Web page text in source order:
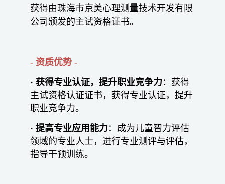
获得由珠海市京美心理测量技术开发有限
公司颁发的主试资格证书。
- 资质优势 -
· 获得专业认证，提升职业竞争力 ：获得
主试资格认证证书，获得专业认证，提升
职业竞争力。
· 提高专业应用能力 ：成为儿童智力评估
领域的专业人士，进行专业测评与评估，
指导干预训练。